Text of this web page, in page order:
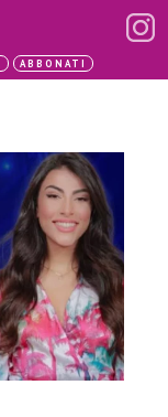
ABBONATI